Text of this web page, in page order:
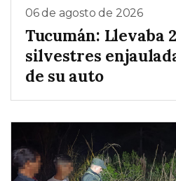
06 de agosto de 2026
Tucumán: Llevaba
silvestres
de su auto